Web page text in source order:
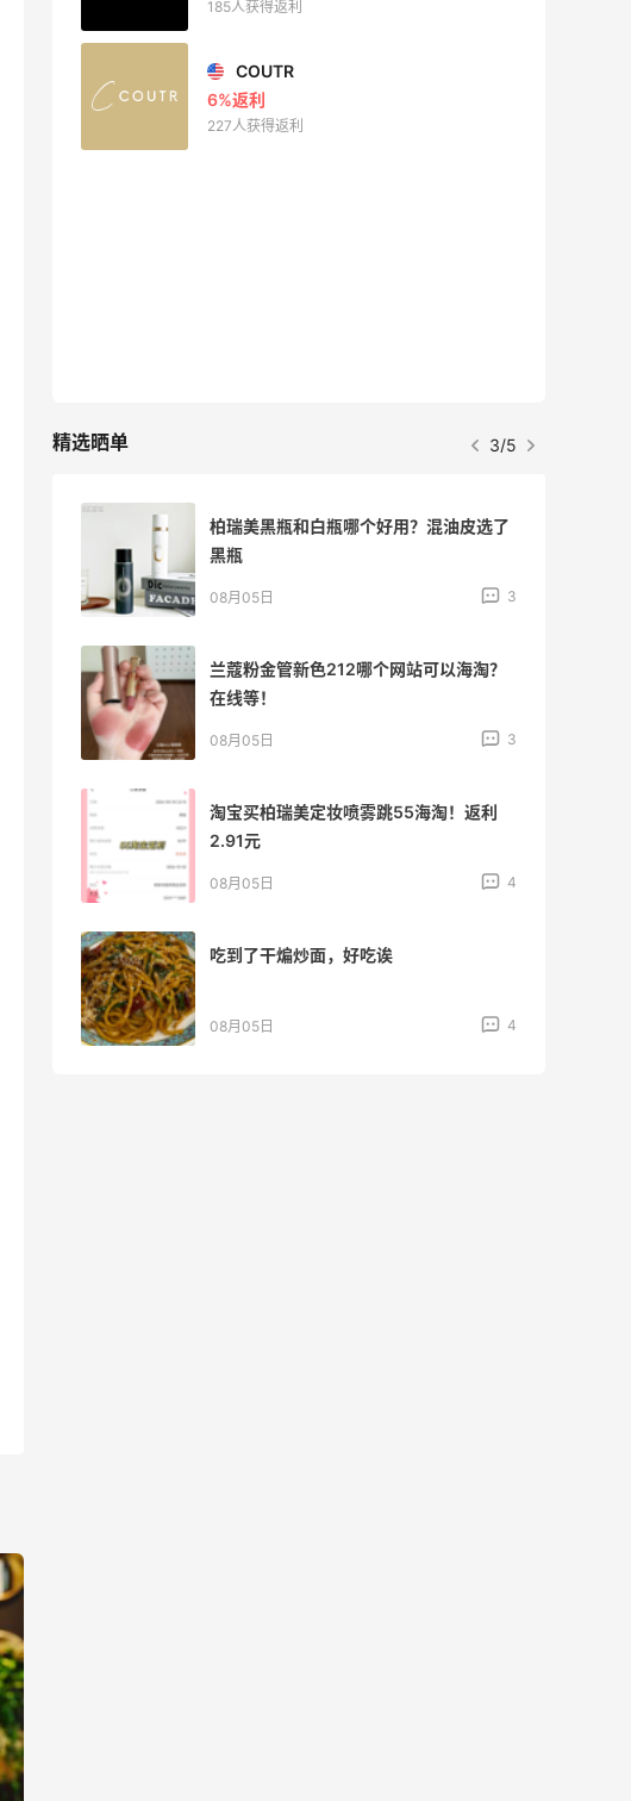
185人获得返利
COUTR
6%返利
227人获得返利
精选晒单 3/5
柏瑞美黑瓶和白瓶哪个好用？混油皮选了
黑瓶
08月05日 3
兰蔻粉金管新色212哪个网站可以海淘？
在线等！
08月05日 3
淘宝买柏瑞美定妆喷雾跳55海淘！返利
2.91元
08月05日 4
吃到了干煸炒面，好吃诶
08月05日 4